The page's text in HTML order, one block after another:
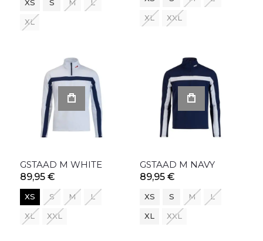
XS S M L
XL XL XXL
GSTAAD M WHITE
89,95 €
XS S M L
XL XXL
GSTAAD M NAVY
89,95 €
XS S M L
XL XXL